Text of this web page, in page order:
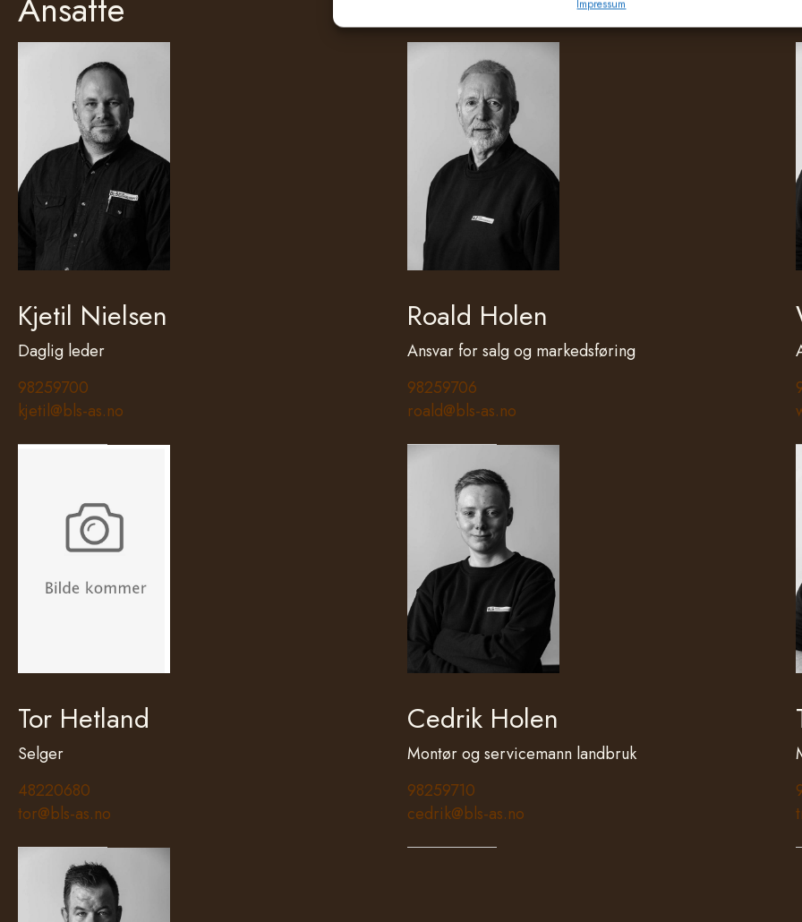
Impressum
Kjetil Nielsen
Daglig leder
98259700
kjetil@bls-as.no
Roald Holen
Ansvar for salg og markedsføring
98259706
roald@bls-as.no
Tor Hetland
Selger
48220680
tor@bls-as.no
Cedrik Holen
Montør og servicemann landbruk
98259710
cedrik@bls-as.no